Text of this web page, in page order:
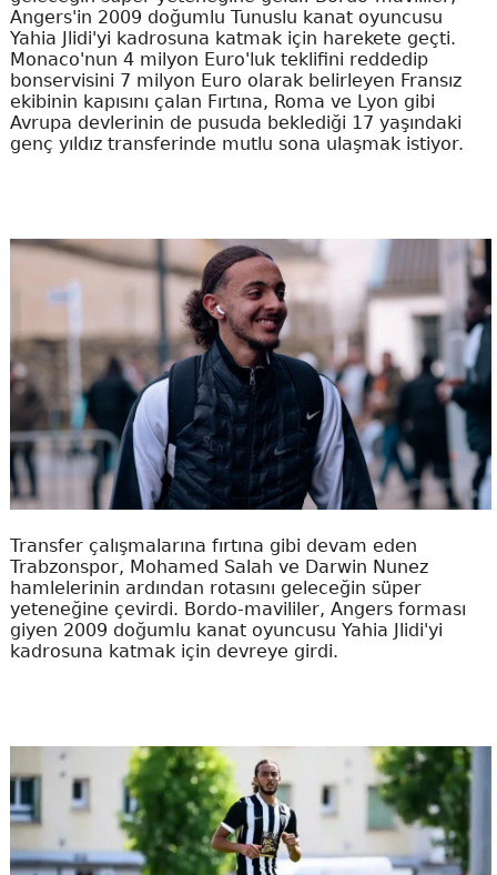
Angers'in 2009 doğumlu Tunuslu kanat oyuncusu
Yahia Jlidi'yi kadrosuna katmak için harekete geçti.
Monaco'nun 4 milyon Euro'luk teklifini reddedip
bonservisini 7 milyon Euro olarak belirleyen Fransız
ekibinin kapısını çalan Fırtına, Roma ve Lyon gibi
Avrupa devlerinin de pusuda beklediği 17 yaşındaki
genç yıldız transferinde mutlu sona ulaşmak istiyor.
Transfer çalışmalarına fırtına gibi devam eden
Trabzonspor, Mohamed Salah ve Darwin Nunez
hamlelerinin ardından rotasını geleceğin süper
yeteneğine çevirdi. Bordo-mavililer, Angers forması
giyen 2009 doğumlu kanat oyuncusu Yahia Jlidi'yi
kadrosuna katmak için devreye girdi.